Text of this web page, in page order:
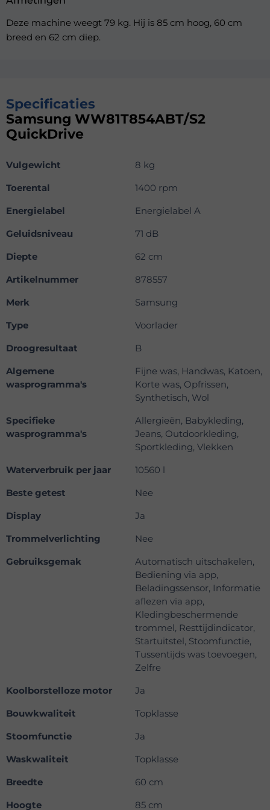
Deze machine weegt 79 kg. Hij is 85 cm hoog, 60 cm
breed en 62 cm diep.
Specificaties
Samsung WW81T854ABT/S2
QuickDrive
Vulgewicht
8 kg
Toerental
1400 rpm
Energielabel
Energielabel A
Geluidsniveau
71 dB
Diepte
62 cm
Artikelnummer
878557
Merk
Samsung
Type
Voorlader
Droogresultaat
B
Algemene
wasprogramma's
Fijne was, Handwas, Katoen,
Korte was, Opfrissen,
Synthetisch, Wol
Specifieke
wasprogramma's
Allergieën, Babykleding,
Jeans, Outdoorkleding,
Sportkleding, Vlekken
Waterverbruik per jaar
10560 l
Beste getest
Nee
Display
Ja
Trommelverlichting
Nee
Gebruiksgemak
Automatisch uitschakelen,
Bediening via app,
Beladingssensor, Informatie
aflezen via app,
Kledingbeschermende
trommel, Resttijdindicator,
Startuitstel, Stoomfunctie,
Tussentijds was toevoegen,
Zelfre
Koolborstelloze motor
Ja
Bouwkwaliteit
Topklasse
Stoomfunctie
Ja
Waskwaliteit
Topklasse
Breedte
60 cm
Hoogte
85 cm